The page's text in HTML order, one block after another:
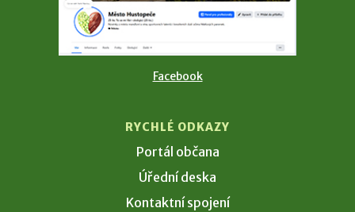
Facebook
RYCHLÉ ODKAZY
Portál občana
Úřední deska
Kontaktní spojení